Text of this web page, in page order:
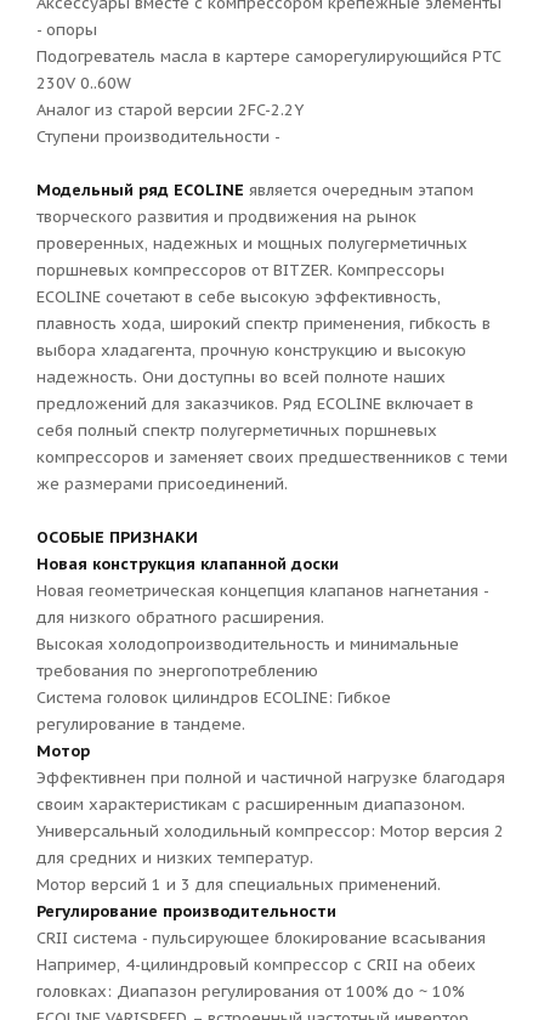
- опоры
Подогреватель масла в картере саморегулирующийся PTC
230V 0..60W
Аналог из старой версии 2FC-2.2Y
Ступени производительности -
Модельный ряд ECOLINE является очередным этапом
творческого развития и продвижения на рынок
проверенных, надежных и мощных полугерметичных
поршневых компрессоров от BITZER. Компрессоры
ECOLINE сочетают в себе высокую эффективность,
плавность хода, широкий спектр применения, гибкость в
выбора хладагента, прочную конструкцию и высокую
надежность. Они доступны во всей полноте наших
предложений для заказчиков. Ряд ECOLINE включает в
себя полный спектр полугерметичных поршневых
компрессоров и заменяет своих предшественников с теми
же размерами присоединений.
ОСОБЫЕ ПРИЗНАКИ
Новая конструкция клапанной доски
Новая геометрическая концепция клапанов нагнетания -
для низкого обратного расширения.
Высокая холодопроизводительность и минимальные
требования по энергопотреблению
Система головок цилиндров ECOLINE: Гибкое
регулирование в тандеме.
Мотор
Эффективнен при полной и частичной нагрузке благодаря
своим характеристикам с расширенным диапазоном.
Универсальный холодильный компрессор: Мотор версия 2
для средних и низких температур.
Мотор версий 1 и 3 для специальных применений.
Регулирование производительности
CRII система - пульсирующее блокирование всасывания
Например, 4-цилиндровый компрессор с CRII на обеих
головках: Диапазон регулирования от 100% до ~ 10%